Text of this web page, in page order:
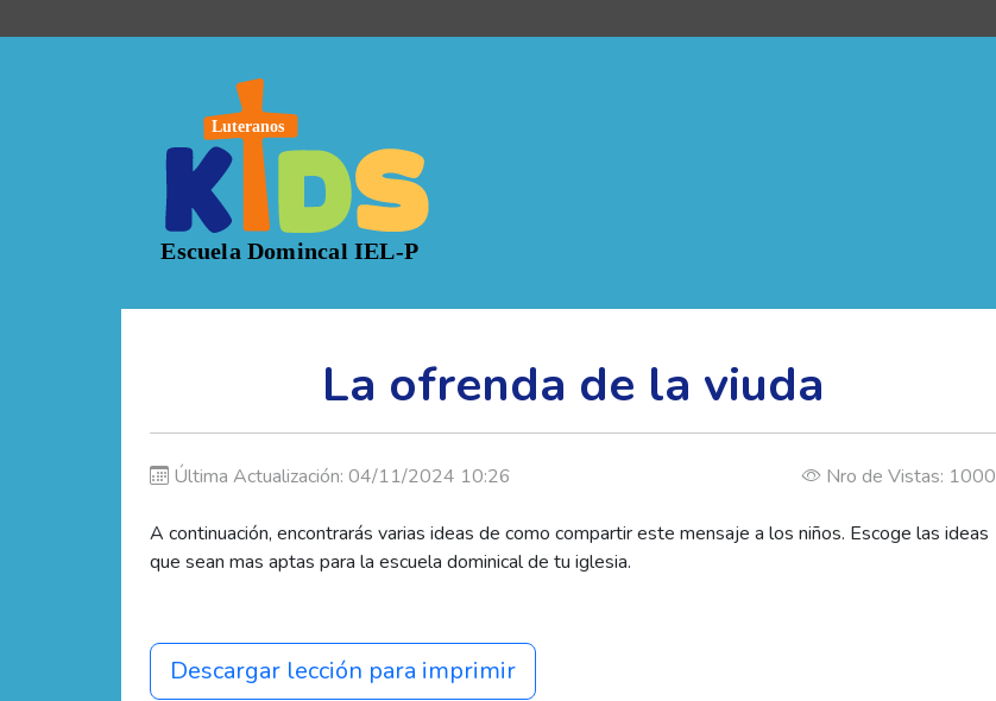
La ofrenda de la viuda
Última Actualización: 04/11/2024 10:26 Nro de Vistas: 1000
A continuación, encontrarás varias ideas de como compartir este mensaje a los niños. Escoge las ideas
que sean mas aptas para la escuela dominical de tu iglesia.
Descargar lección para imprimir